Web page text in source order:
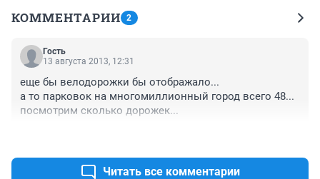
КОММЕНТАРИИ 2
Гость
13 августа 2013, 12:31
еще бы велодорожки бы отображало...
а то парковок на многомиллионный город всего 48...
посмотрим сколько дорожек...
Читать все комментарии